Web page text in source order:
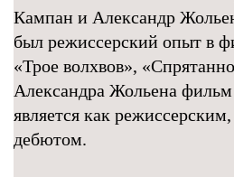
Кампан и Александр
был режиссерский опыт в
«Трое волхвов»,
Александра Жольена
является как
дебютом.